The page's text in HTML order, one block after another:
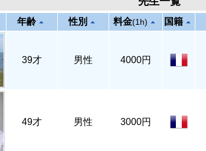
年齢arrow_drop_up 性別 arrow_drop_up 料金(1h) arrow_drop_up 国籍arrow_drop_up
39才 男性 4000円
49才 男性 3000円